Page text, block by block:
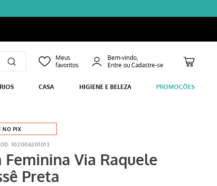
Bem-vindo,
CASA HIGIENE E BELEZA PROMOÇÕES
NO PIX
102006201013
Via Raquele
Preta